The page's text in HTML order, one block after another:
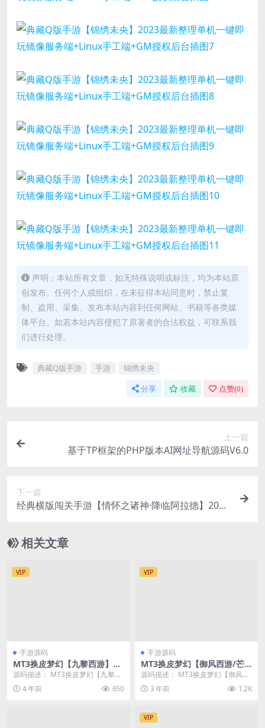
声明：本站所有文章，如无特殊说明或标注，均为本站原
创发布。任何个人或组织，在未征得本站同意时，禁止复
制、盗用、采集、发布本站内容到任何网站、书籍等各类媒
体平台。如若本站内容侵犯了原著者的合法权益，可联系我
们进行处理。
典藏Q版手游 手游 锦绣未央
分享 收藏 点赞(0)
上一篇
基于TP框架的PHP版本AI网址导航源码V6.0
下一篇
经典横版闯关手游【情怀之诸神·降临阿拉德】2023
人助手+运营后台+教程
相关文章
VIP
手游源码
MT3换皮梦幻【九黎西游】5
月整理Linux手工服务端+GM
后台+安卓苹果双端
源码描述： MT3换皮梦幻【九黎西
游】5月整理Linux手工服务端+GM
后台+安...
4 年前 650
VIP
手游源码
MT3换皮梦幻【御风西游/芒
果西游2】2023最新整理单机
一键即玩镜像服务端+Linux手
工服务端+GM后台+详细搭建
源码描述： MT3换皮梦幻【御风西
游/芒果西游2】2023最新整理单机
一键即玩镜...
3 年前 1.2K
VIP